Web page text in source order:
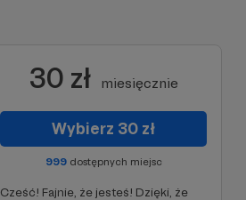
30 zł miesięcznie
Wybierz 30 zł
999dostępnych miejsc
Cześć! Fajnie, że jesteś! Dzięki, że